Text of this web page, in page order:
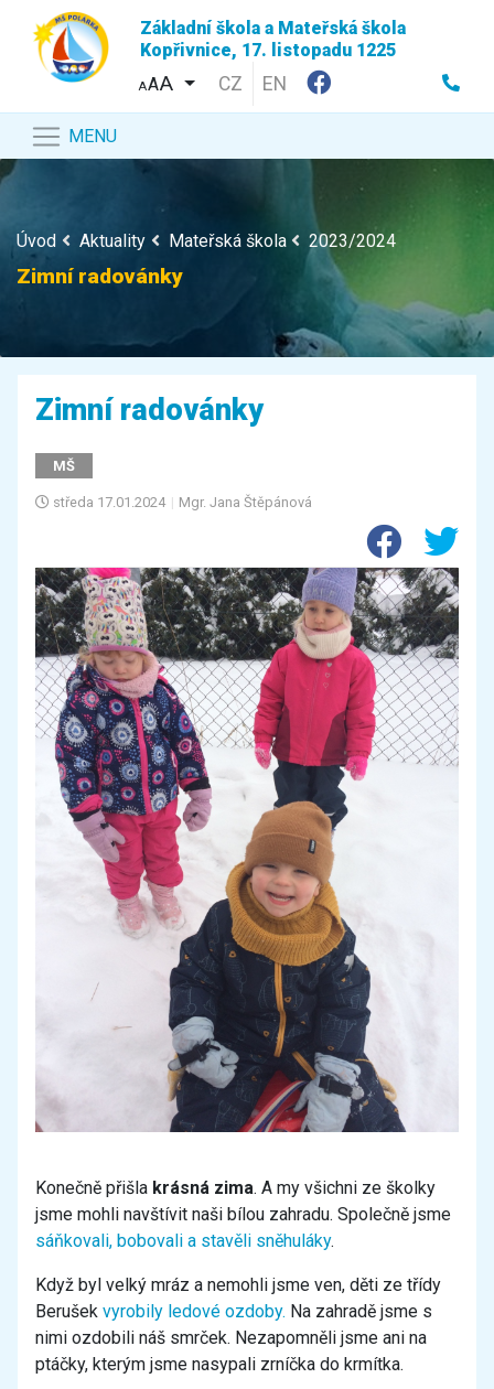
Základní škola a Mateřská škola
Kopřivnice, 17. listopadu 1225
AA CZ EN
MENU
Úvod Aktuality Mateřská škola 2023/2024
Zimní radovánky
Zimní radovánky
MŠ
středa 17.01.2024 | Mgr. Jana Štěpánová
Konečně přišla krásná zima. A my všichni ze školky
jsme mohli navštívit naši bílou zahradu. Společně jsme
sáňkovali, bobovali a stavěli sněhuláky.
Když byl velký mráz a nemohli jsme ven, děti ze třídy
Berušek vyrobily ledové ozdoby. Na zahradě jsme s
nimi ozdobili náš smrček. Nezapomněli jsme ani na
ptáčky, kterým jsme nasypali zrníčka do krmítka.